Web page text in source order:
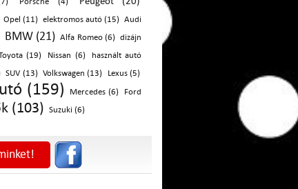
Opel (11) elektromos autó (15)
Audi
BMW (21) Alfa Romeo (6)
dizájn
(19) Nissan (6)
használt autó
SUV (13) Volkswagen (13) Lexus (5)
(159) Mercedes (6)
Ford
(103) Suzuki (6)